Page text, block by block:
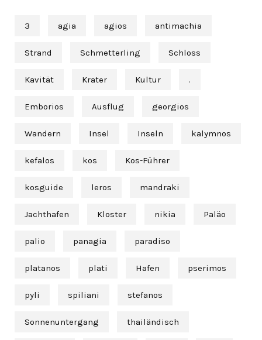
3 agia agios antimachia
Strand Schmetterling Schloss
Kavität Krater Kultur .
Emborios Ausflug georgios
Wandern Insel Inseln kalymnos
kefalos kos Kos-Führer
kosguide leros mandraki
Jachthafen Kloster nikia Paläo
palio panagia paradiso
platanos plati Hafen pserimos
pyli spiliani stefanos
Sonnenuntergang thailändisch